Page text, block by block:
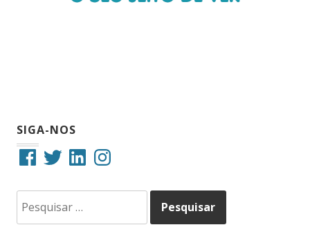
SIGA-NOS
FacebookTwitterLinkedInInstagram
por: